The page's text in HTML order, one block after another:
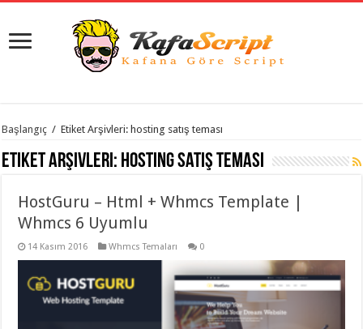
istanbul
evden
eve
organizasyon ,
gaziantep
evden
taşımacılık,
evden
taşımacılık,
gaziantep
Başlangıç / Etiket Arşivleri: hosting satış teması
Etiket Arşivleri: hosting satış teması
HostGuru – Html + Whmcs Template |
Whmcs 6 Uyumlu
14 Kasım 2016 Whmcs Temaları 0